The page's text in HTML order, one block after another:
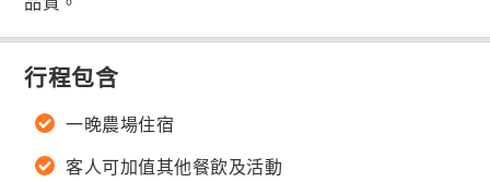
行程包含
一晚農場住宿
客人可加值其他餐飲及活動